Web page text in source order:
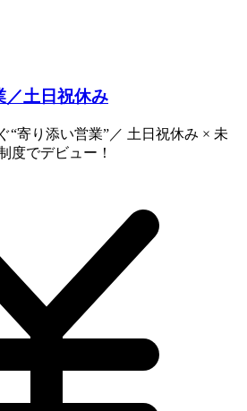
／土日祝休み
“寄り添い営業”／ 土日祝休み × 未
度でデビュー！